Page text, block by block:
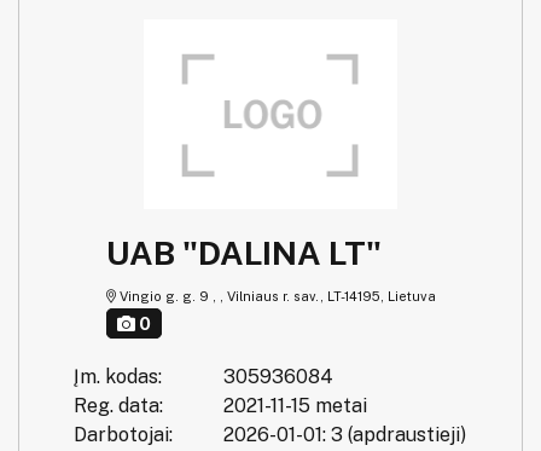
UAB "DALINA LT"
Vingio g. g. 9 , , Vilniaus r. sav., LT-14195, Lietuva
0
Įm. kodas:
305936084
Reg. data:
2021-11-15 metai
Darbotojai:
2026-01-01: 3 (apdraustieji)